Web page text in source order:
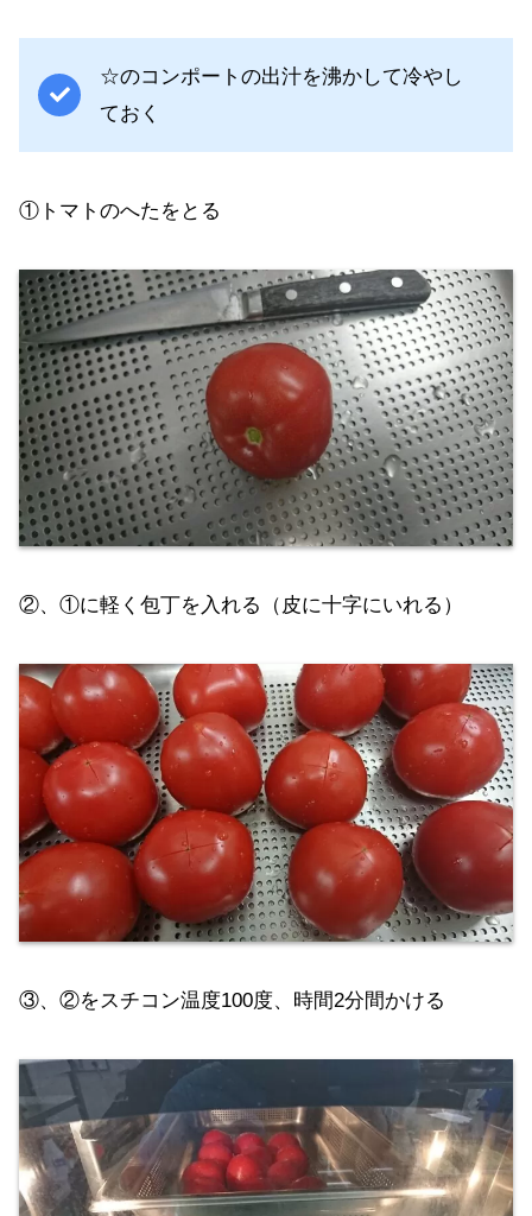
☆のコンポートの出汁を沸かして冷やし
ておく
①トマトのへたをとる
②、①に軽く包丁を入れる（皮に十字にいれる）
③、②をスチコン温度100度、時間2分間かける